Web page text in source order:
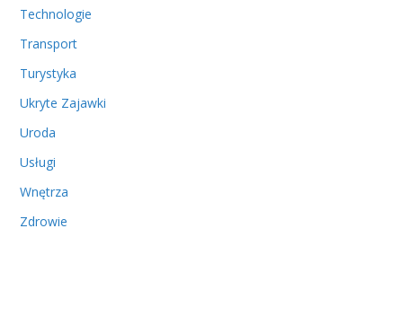
Technologie
Transport
Turystyka
Ukryte Zajawki
Uroda
Usługi
Wnętrza
Zdrowie